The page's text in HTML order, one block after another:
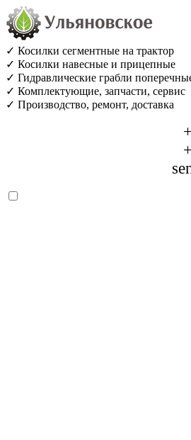
✓ Косилки сегментные на трактор
✓ Косилки навесные и прицепные
✓ Гидравлические грабли
✓ Комплектующие, запчасти, сервис
✓ Производство, ремонт, доставка